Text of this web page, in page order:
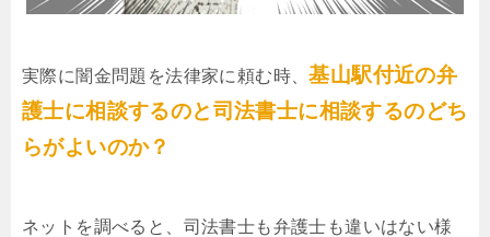
実際に闇金問題を法律家に頼む時、基山駅付近の弁
護士に相談するのと司法書士に相談するのどち
らがよいのか？
ネットを調べると、司法書士も弁護士も違いはない様